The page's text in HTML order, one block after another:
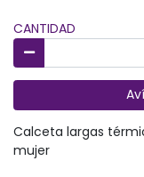
CANTIDAD
Calceta largas
mujer